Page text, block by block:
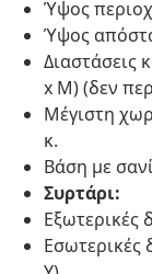
Ύψος
Ύψος
Διαστάσεις
x Μ) (δεν
Μέγιστη
κ.
Βάση με
Συρτάρι:
Εξωτερικές
Εσωτερικές